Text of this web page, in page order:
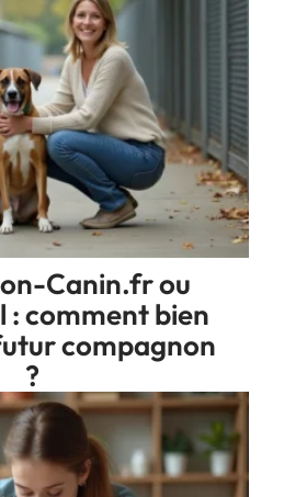
Canin.fr ou
: comment bien
compagnon
?